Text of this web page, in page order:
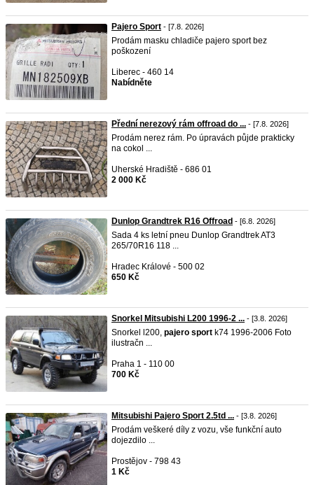
Pajero Sport - [7.8. 2026]
Prodám masku chladiče pajero sport bez
poškození
Liberec - 460 14
Nabídněte
Přední nerezový rám offroad do ... - [7.8. 2026]
Prodám nerez rám. Po úpravách půjde prakticky
na cokol ...
Uherské Hradiště - 686 01
2 000 Kč
Dunlop Grandtrek R16 Offroad - [6.8. 2026]
Sada 4 ks letní pneu Dunlop Grandtrek AT3
265/70R16 118 ...
Hradec Králové - 500 02
650 Kč
Snorkel Mitsubishi L200 1996-2 ... - [3.8. 2026]
Snorkel l200, pajero sport k74 1996-2006 Foto
ilustračn ...
Praha 1 - 110 00
700 Kč
Mitsubishi Pajero Sport 2.5td ... - [3.8. 2026]
Prodám veškeré díly z vozu, vše funkční auto
dojezdilo ...
Prostějov - 798 43
1 Kč